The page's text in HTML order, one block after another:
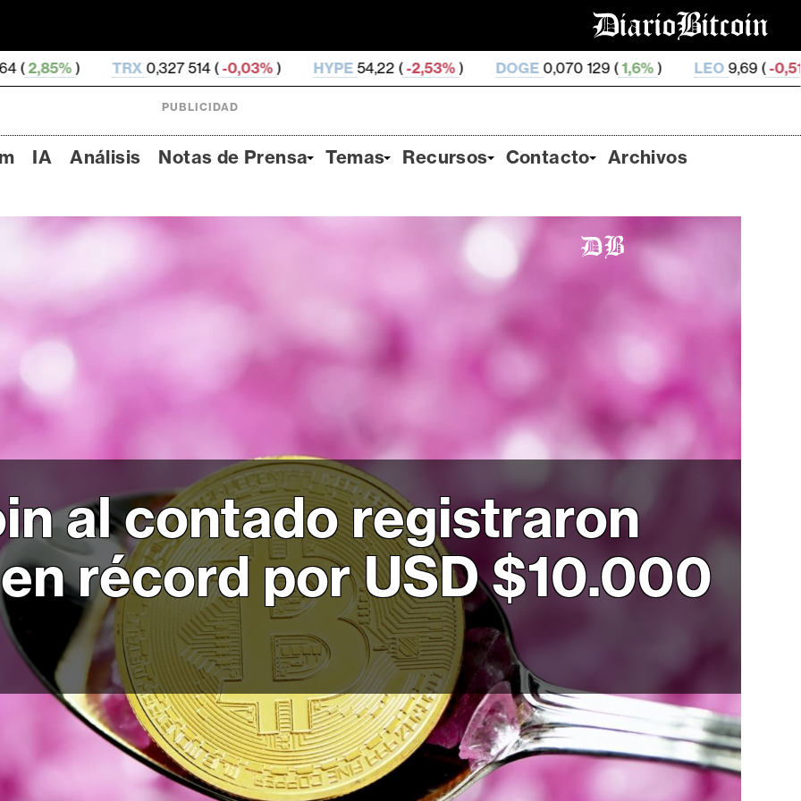
0,327 514 ( -0,03% ) HYPE54,22 (-2,53%) DOGE0,070 129 ( 1,6%) LEO9,69 (-0,51% ZEC
PUBLICIDAD
IA Análisis Notas de Prensa Temas Recursos Contacto Archivos
al contado registraron
récord por USD $10.000